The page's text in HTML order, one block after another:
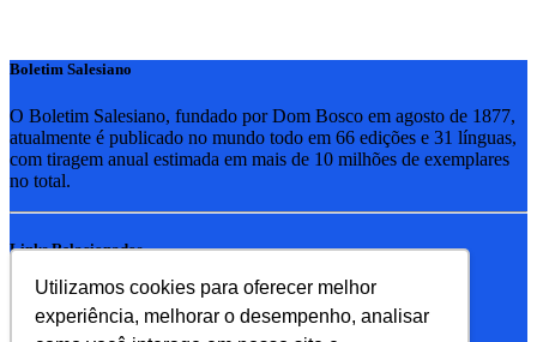
Utilizamos cookies para oferecer melhor
experiência, melhorar o desempenho, analisar
Boletim Salesiano
O Boletim Salesiano, fundado por Dom Bosco em agosto de 1877,
atualmente é publicado no mundo todo em 66 edições e 31 línguas,
com tiragem anual estimada em mais de 10 milhões de exemplares
no total.
Links Relacionados
RSB - Rede Salesiana Brasil
EDEBE - Editora